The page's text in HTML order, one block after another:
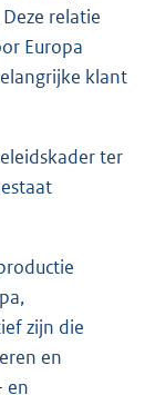
relatie
Europa
klant
ter
zijn die
en
en